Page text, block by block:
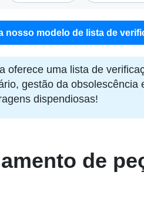
nosso modelo de lista de
oferece uma lista de
gestão da
dispendiosas!
de